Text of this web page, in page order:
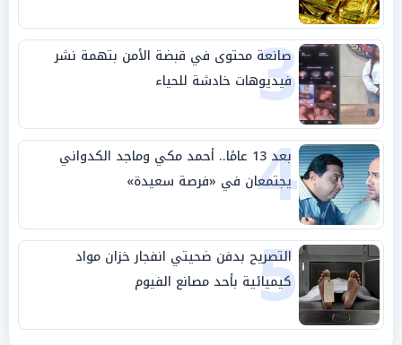
3
صانعة محتوى في قبضة الأمن بتهمة نشر
فيديوهات خادشة للحياء
4 بعد 13 عامًا.. أحمد مكي وماجد الكدواني
يجتمعان في «فرصة سعيدة»
5
التصريح بدفن ضحيتي انفجار خزان مواد
كيميائية بأحد مصانع الفيوم